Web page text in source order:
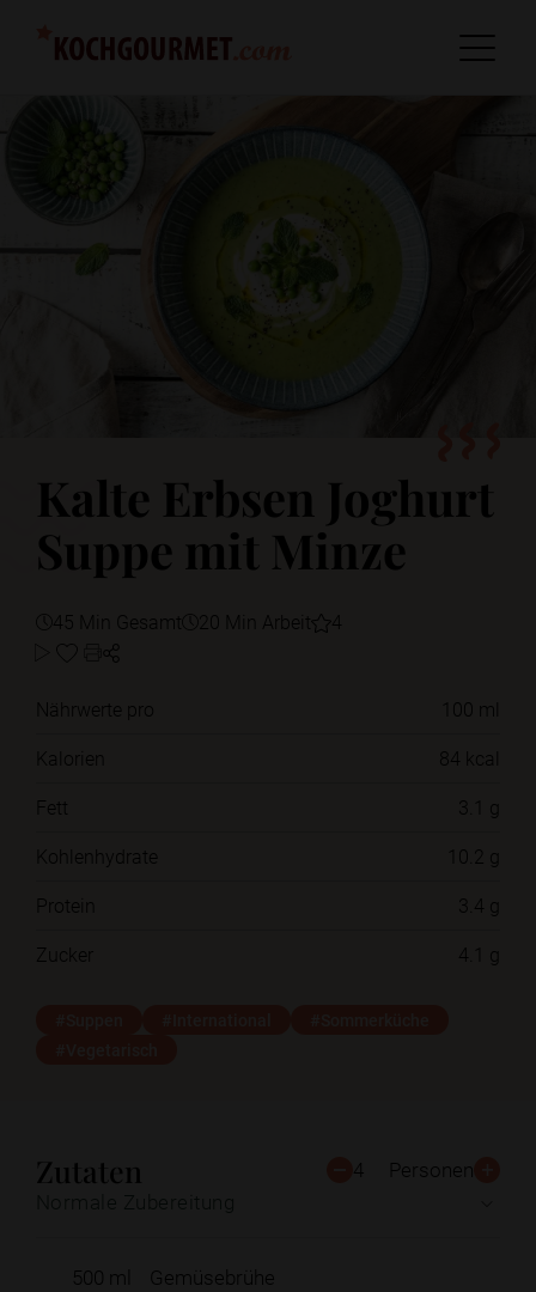
Kalte Erbsen Joghurt
Suppe mit Minze
45 Min Gesamt 20 Min Arbeit 4
Nährwerte pro
100 ml
Kalorien
84 kcal
Fett
3.1 g
Kohlenhydrate
10.2 g
Protein
3.4 g
Zucker
4.1 g
Zutaten 4
Personen
500 ml
Gemüsebrühe